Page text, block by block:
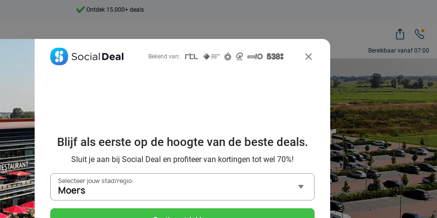
Bereikbaar vanaf 07:00
Ontdek 15.000+ deals
kwaliteit van het Van der
Valk hotel
Bekend van:
Blijf als eerste op de hoogte van de beste deals.
Sluit je aan bij Social Deal en profiteer van kortingen tot wel 70%!
Selecteer jouw stad/regio:
Moers